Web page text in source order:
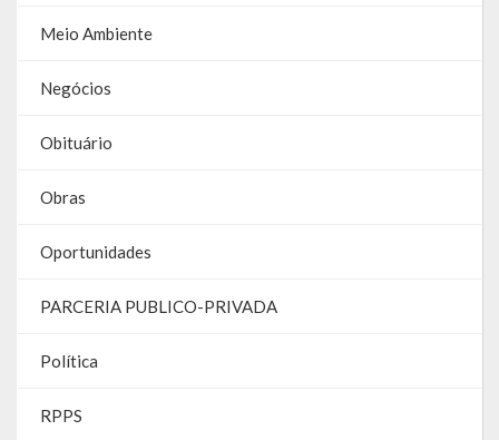
Meio Ambiente
Negócios
Obituário
Obras
Oportunidades
PARCERIA PUBLICO-PRIVADA
Política
RPPS